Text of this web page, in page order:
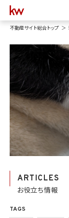
不動産サイト総合トップ
ARTICLES
お役立ち情報
TAGS